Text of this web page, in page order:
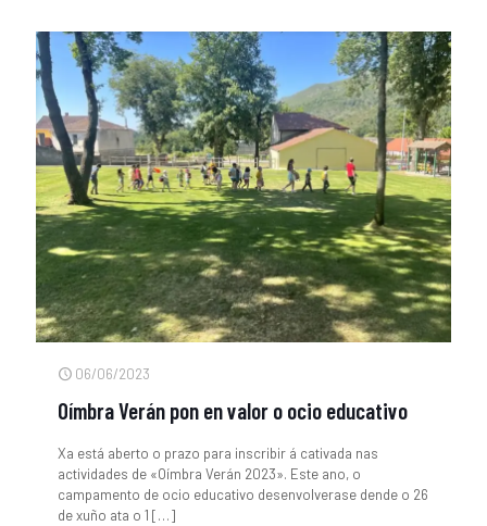
06/06/2023
Oímbra Verán pon en valor o ocio educativo
Xa está aberto o prazo para inscribir á cativada nas
actividades de «Oímbra Verán 2023». Este ano, o
campamento de ocio educativo desenvolverase dende o 26
de xuño ata o 1 […]